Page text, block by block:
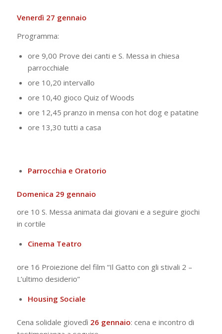
Venerdì 27 gennaio
Programma:
ore 9,00 Prove dei canti e S. Messa in chiesa
parrocchiale
ore 10,20 intervallo
ore 10,40 gioco Quiz of Woods
ore 12,45 pranzo in mensa con hot dog e patatine
ore 13,30 tutti a casa
Parrocchia e Oratorio
Domenica 29 gennaio
ore 10 S. Messa animata dai giovani e a seguire giochi
in cortile
Cinema Teatro
ore 16 Proiezione del film “Il Gatto con gli stivali 2 –
L’ultimo desiderio”
Housing Sociale
Cena solidale giovedì 26 gennaio: cena e incontro di